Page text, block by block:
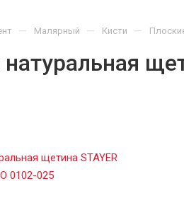
— Малярный — Кисти —